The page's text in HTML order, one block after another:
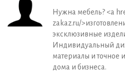
Нужна мебель? <a
zakaz.ru/
эксклюзивные
Индивидуальный
материалы и точное
дома и бизнеса.